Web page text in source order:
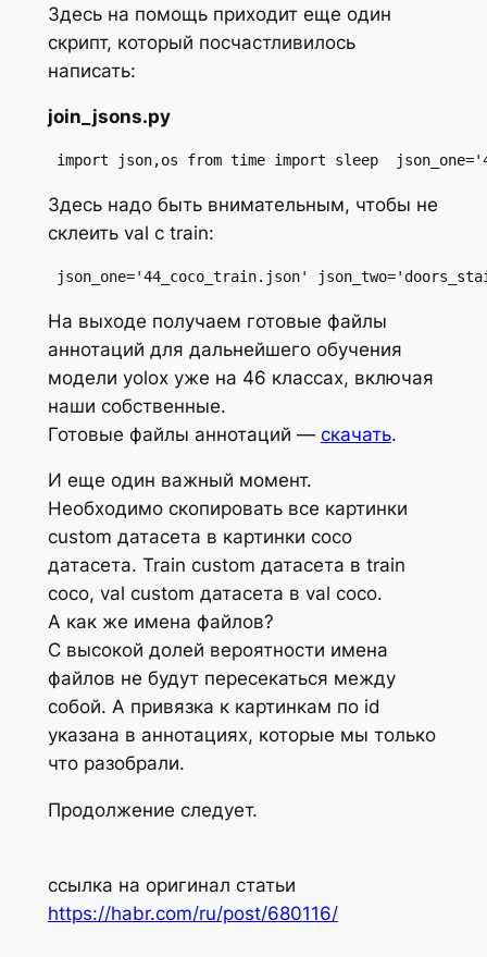
Здесь на помощь приходит еще один
скрипт, который посчастливилось
написать:
join_jsons.py
import json,os from time import sleep
Здесь надо быть внимательным, чтобы не
склеить val с train:
json_one='44_coco_train.json'
На выходе получаем готовые файлы
аннотаций для дальнейшего обучения
модели yolox уже на 46 классах, включая
наши собственные.
Готовые файлы аннотаций — скачать.
И еще один важный момент.
Необходимо скопировать все картинки
custom датасета в картинки coco
датасета. Train custom датасета в train
coco, val custom датасета в val coco.
А как же имена файлов?
С высокой долей вероятности имена
файлов не будут пересекаться между
собой. А привязка к картинкам по id
указана в аннотациях, которые мы только
что разобрали.
Продолжение следует.
ссылка на оригинал статьи
https://habr.com/ru/post/680116/